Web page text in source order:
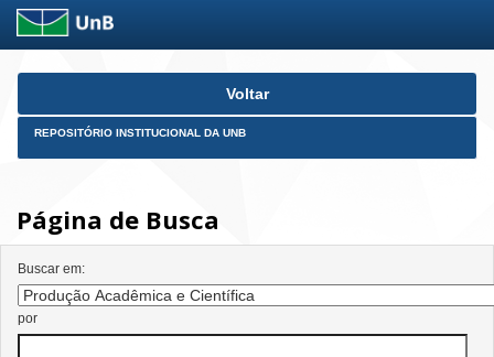
Skip
Voltar
REPOSITÓRIO INSTITUCIONAL DA UNB
Página de Busca
Buscar em:
por